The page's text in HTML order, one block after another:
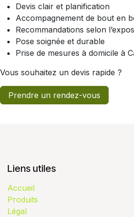
Devis clair et planification
Accompagnement de bout en
Recommandations selon
Pose soignée et durable
Prise de mesures à domicile à
Vous souhaitez un devis rapide ?
Prendre un rendez-vous
Liens utiles
Accueil
Produits
Légal